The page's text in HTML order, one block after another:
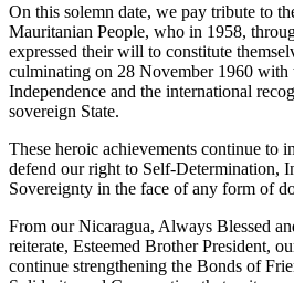
On this solemn date, we pay tribute to
Mauritanian People, who in 1958,
expressed their will to constitute
culminating on 28 November 1960
Independence and the international
sovereign State.
These heroic achievements continue to
defend our right to Self-Determination,
Sovereignty in the face of any form of
From our Nicaragua, Always Blessed
reiterate, Esteemed Brother President,
continue strengthening the Bonds of